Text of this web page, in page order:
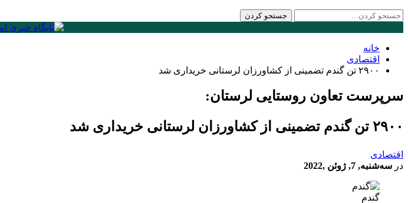
خانه
اقتصادی
۲۹۰۰ تن گندم تضمینی از کشاورزان لرستانی خریداری شد
سرپرست تعاون روستایی لرستان:
۲۹۰۰ تن گندم تضمینی از کشاورزان لرستانی خریداری شد
اقتصادی
در سه‌شنبه, 7, ژوئن ,2022
گندم